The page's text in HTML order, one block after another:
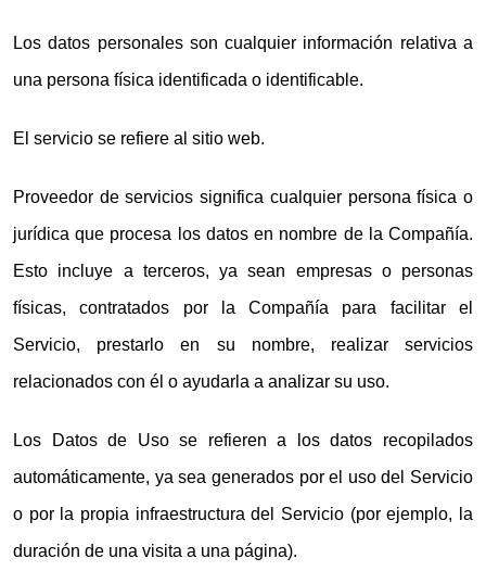
Los datos personales son cualquier información relativa a
una persona física identificada o identificable.
El servicio se refiere al sitio web.
Proveedor de servicios significa cualquier persona física o
jurídica que procesa los datos en nombre de la Compañía.
Esto incluye a terceros, ya sean empresas o personas
físicas, contratados por la Compañía para facilitar el
Servicio, prestarlo en su nombre, realizar servicios
relacionados con él o ayudarla a analizar su uso.
Los Datos de Uso se refieren a los datos recopilados
automáticamente, ya sea generados por el uso del Servicio
o por la propia infraestructura del Servicio (por ejemplo, la
duración de una visita a una página).